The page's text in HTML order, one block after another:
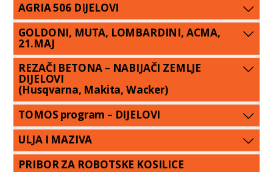
AGRIA 506 DIJELOVI
GOLDONI, MUTA, LOMBARDINI, ACMA,
21.MAJ
REZAČI BETONA – NABIJAČI ZEMLJE
DIJELOVI
(Husqvarna, Makita, Wacker)
TOMOS program – DIJELOVI
ULJA I MAZIVA
PRIBOR ZA ROBOTSKE KOSILICE